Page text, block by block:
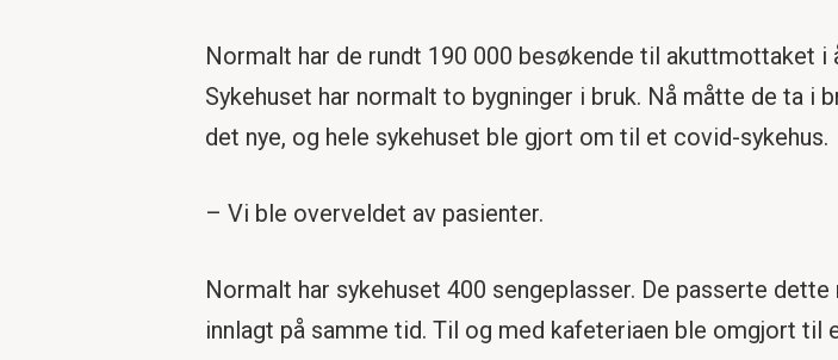
Normalt har de rundt 190 000 besøkende til akuttmottaket
Sykehuset har normalt to bygninger i bruk. Nå måtte de ta i
det nye, og hele sykehuset ble gjort om til et covid-sykehus.
– Vi ble overveldet av pasienter.
Normalt har sykehuset 400 sengeplasser. De passerte
innlagt på samme tid. Til og med kafeteriaen ble omgjort til